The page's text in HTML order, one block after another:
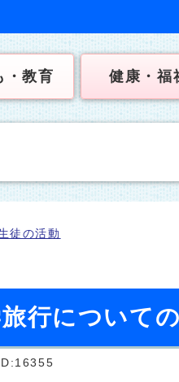
・教育 健康・福
徒の活動
行について
ID:16355